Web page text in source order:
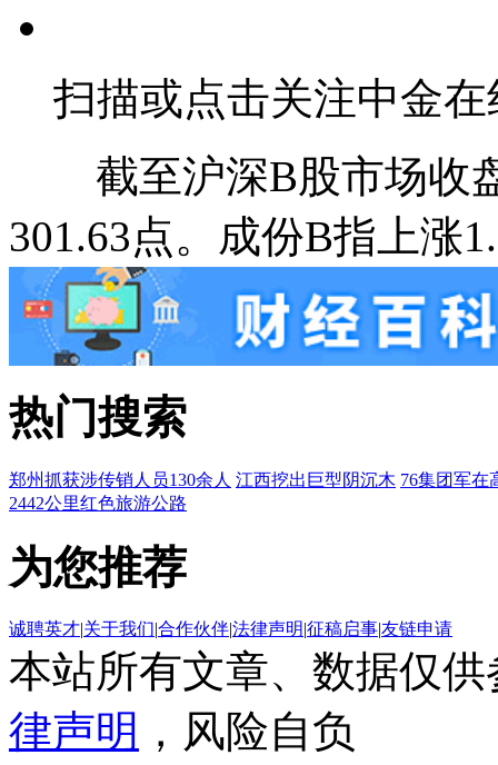
扫描或点击关注中金
截至沪深B股市场收盘
301.63点。成份B指上涨
热门搜索
郑州抓获涉传销人员130余人 江西挖出巨型阴沉木 76集团军在
2442公里红色旅游公路
为您推荐
诚聘英才|关于我们|合作伙伴|法律声明|征稿启事|友链申请
本站所有文章、数据仅
律声明 ，风险自负